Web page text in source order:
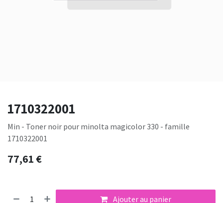
1710322001
Min - Toner noir pour minolta magicolor 330 - famille
1710322001
77,61€
Ajouter au panier